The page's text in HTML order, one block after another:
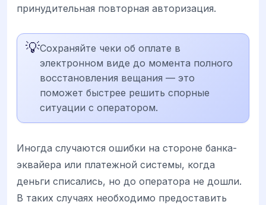
принудительная повторная авторизация.
💡Сохраняйте чеки об оплате в
электронном виде до момента полного
восстановления вещания — это
поможет быстрее решить спорные
ситуации с оператором.
Иногда случаются ошибки на стороне банка-
эквайера или платежной системы, когда
деньги списались, но до оператора не дошли.
В таких случаях необходимо предоставить